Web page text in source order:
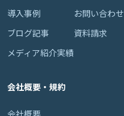
導入事例
ブログ記事
メディア紹介実績
お問い合わせ
資料請求
会社概要・規約
会社概要